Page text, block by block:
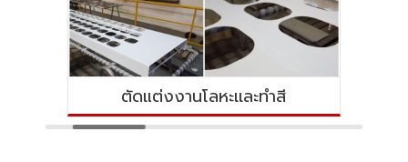
ตัดแต่งงานโลหะเเละทำสี